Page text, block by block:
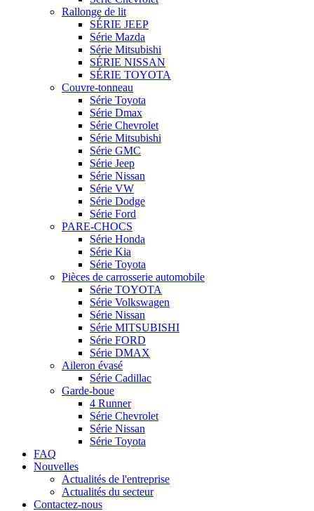
Rallonge de lit
SÉRIE JEEP
Série Mazda
Série Mitsubishi
SÉRIE NISSAN
SÉRIE TOYOTA
Couvre-tonneau
Série Toyota
Série Dmax
Série Chevrolet
Série Mitsubishi
Série GMC
Série Jeep
Série Nissan
Série VW
Série Dodge
Série Ford
PARE-CHOCS
Série Honda
Série Kia
Série Toyota
Pièces de carrosserie automobile
Série TOYOTA
Série Volkswagen
Série Nissan
Série MITSUBISHI
Série FORD
Série DMAX
Aileron évasé
Série Cadillac
Garde-boue
4 Runner
Série Chevrolet
Série Nissan
Série Toyota
FAQ
Nouvelles
Actualités de l'entreprise
Actualités du secteur
Contactez-nous